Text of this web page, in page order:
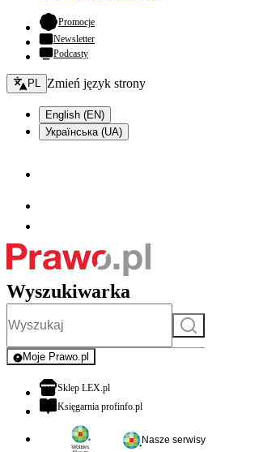
Promocje- otwiera się w nowej karcie
Newsletter
Podcasty
Zmień język - bieżący:
PL Zmień język strony
English (EN)
Українська (UA)
Wyszukiwarka
Szukaj
Moje Prawo.pl
- rejestracja i logowanie do serwisu
Sklep LEX.plotwiera się w nowej karcie
Księgarnia profinfo.plotwiera się w nowej karcie
Nasze serwisy